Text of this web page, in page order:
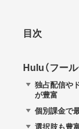
目次
Hulu（フール
独占配信や
が豊富
個別課金で
選択肢も豊